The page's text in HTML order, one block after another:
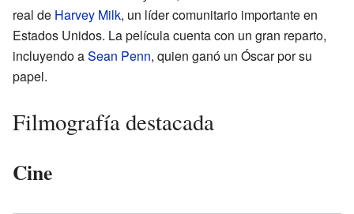
real de Harvey Milk, un líder comunitario importante en
Estados Unidos. La película cuenta con un gran reparto,
incluyendo aSean Penn, quien ganó un Óscar por su
papel.
Filmografía destacada
Cine